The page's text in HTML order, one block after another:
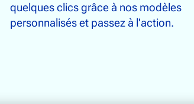
quelques clics grâce à nos modèles
personnalisés et passez à l'action.